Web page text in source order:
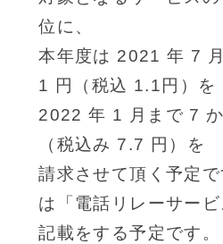
位に、
本年度は 2021 年 7
1 円（税込 1.1円）を
2022 年 1 月まで 7
（税込み 7.7 円）を
請求させて頂く予定
は「電話リレーサービ
記載をする予定です。